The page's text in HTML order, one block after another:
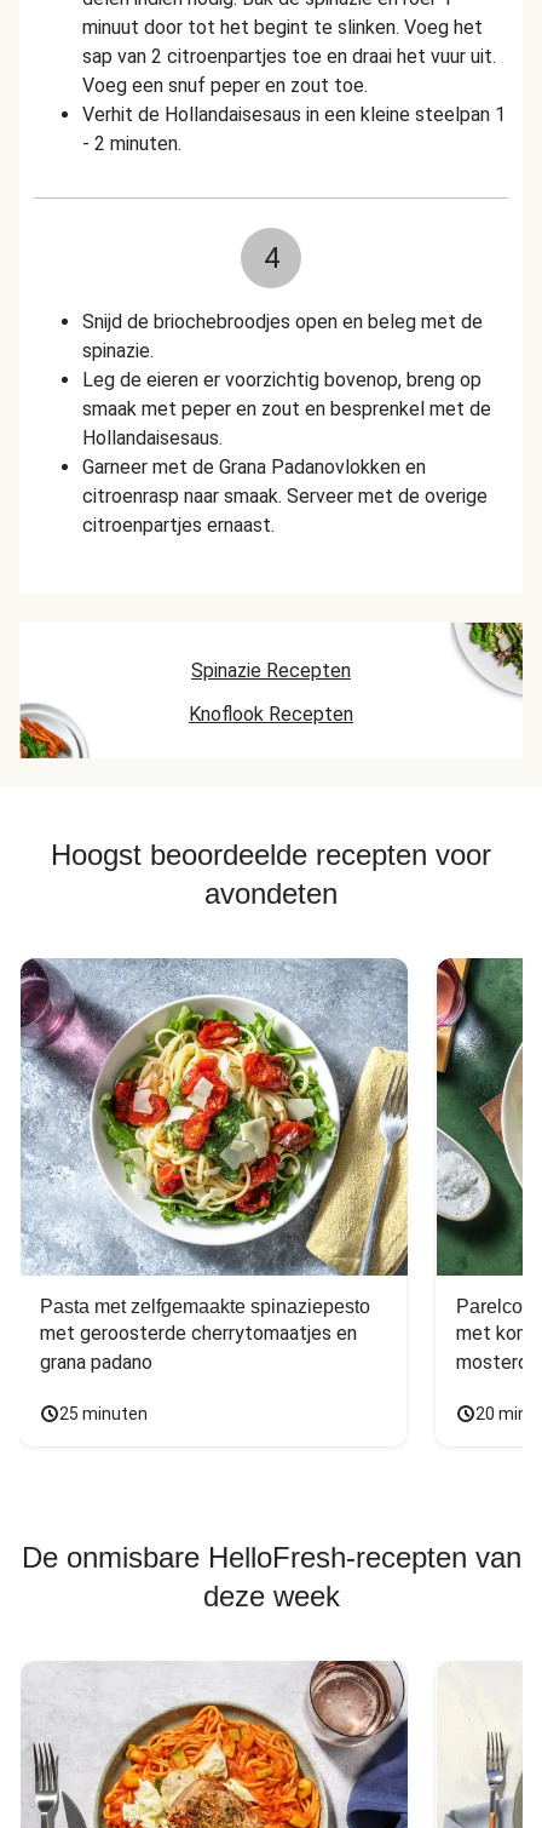
minuut door tot het begint te slinken. Voeg het
sap van 2 citroenpartjes toe en draai het vuur uit.
Voeg een snuf peper en zout toe.
Verhit de Hollandaisesaus in een kleine steelpan 1
- 2 minuten.
4
Snijd de briochebroodjes open en beleg met de
spinazie.
Leg de eieren er voorzichtig bovenop, breng op
smaak met peper en zout en besprenkel met de
Hollandaisesaus.
Garneer met de Grana Padanovlokken en
citroenrasp naar smaak. Serveer met de overige
citroenpartjes ernaast.
Spinazie Recepten
Knoflook Recepten
Hoogst beoordeelde recepten voor
avondeten
Pasta met zelfgemaakte spinaziepesto
met geroosterde cherrytomaatjes en
grana padano
25 minuten
met
20
De onmisbare HelloFresh-recepten van
deze week